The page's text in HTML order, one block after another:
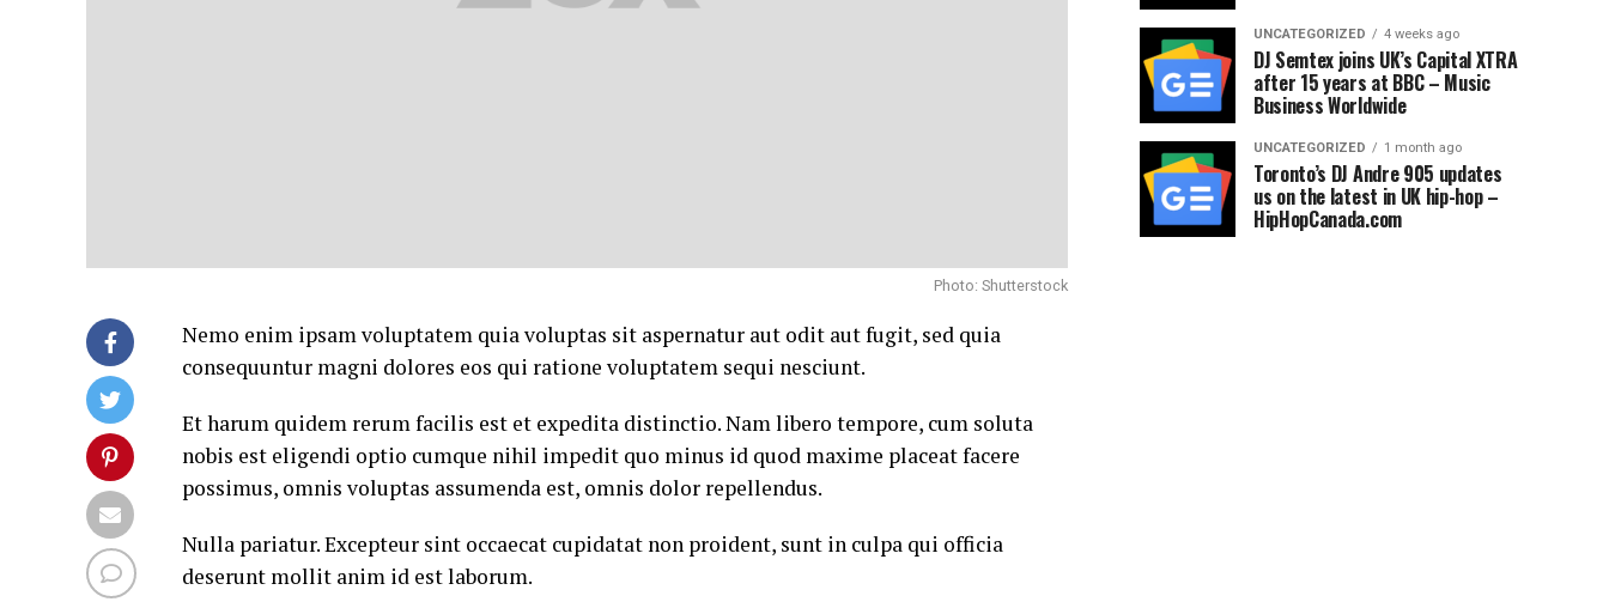
Photo: Shutterstock
Nemo enim ipsam voluptatem quia voluptas sit aspernatur aut odit aut fugit, sed quia
consequuntur magni dolores eos qui ratione voluptatem sequi nesciunt.
Et harum quidem rerum facilis est et expedita distinctio. Nam libero tempore, cum soluta
nobis est eligendi optio cumque nihil impedit quo minus id quod maxime placeat facere
possimus, omnis voluptas assumenda est, omnis dolor repellendus.
Nulla pariatur. Excepteur sint occaecat cupidatat non proident, sunt in culpa qui officia
deserunt mollit anim id est laborum.
UNCATEGORIZED 4 weeks ago
DJ Semtex joins UK’s Capital XTRA
after 15 years at BBC – Music
Business Worldwide
UNCATEGORIZED 1 month ago
Toronto’s DJ Andre 905 updates
us on the latest in UK hip-hop –
HipHopCanada.com